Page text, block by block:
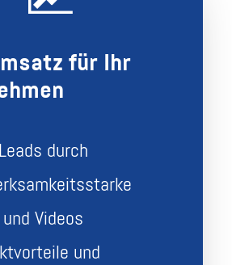
für Ihr
durch
Videos
und